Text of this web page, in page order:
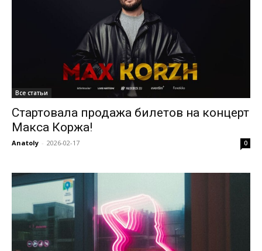
Все статьи
Стартовала продажа билетов на концерт
Макса Коржа!
Anatoly - 2026-02-17 0